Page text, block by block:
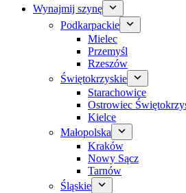
Wynajmij szynę
Podkarpackie
Mielec
Przemyśl
Rzeszów
Świętokrzyskie
Starachowice
Ostrowiec
Kielce
Małopolska
Kraków
Nowy Sącz
Tarnów
Śląskie